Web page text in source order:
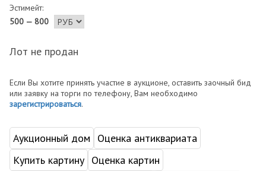
Эстимейт:
500 — 800
Лот не продан
Если Вы хотите принять участие в аукционе, оставить заочный бид
или заявку на торги по телефону, Вам необходимо
зарегистрироваться.
Аукционный дом
Оценка антиквариата
Купить картину Оценка картин